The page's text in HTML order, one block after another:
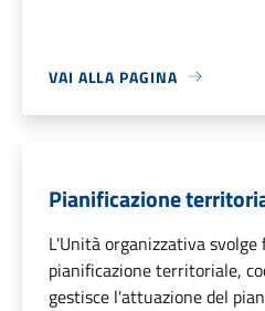
VAI ALLA PAGINA
Pianificazione
L'Unità organizzativa svolge
pianificazione territoriale,
gestisce l'attuazione del